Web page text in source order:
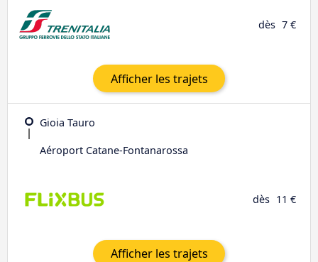
dès 7 €
Afficher les trajets
Gioia Tauro
Aéroport Catane-Fontanarossa
dès 11 €
Afficher les trajets